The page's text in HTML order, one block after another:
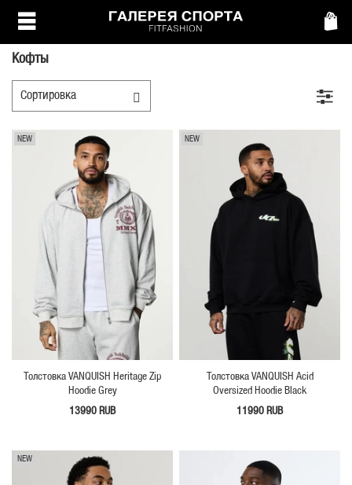
Кофты
NEW
Толстовка VANQUISH Heritage Zip
Hoodie Grey
13990 RUB
NEW
Толстовка VANQUISH Acid
Oversized Hoodie Black
11990 RUB
NEW